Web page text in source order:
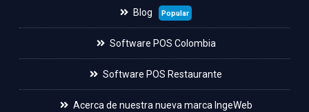
Blog Popular
Software POS Colombia
Software POS Restaurante
Acerca de nuestra nueva marca IngeWeb